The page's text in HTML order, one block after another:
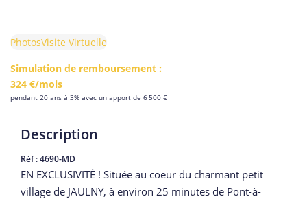
Simulation de remboursement :
324 €/mois
pendant 20 ans à 3% avec un apport de 6 500 €
PhotosVisite Virtuelle
Description
Réf : 4690-MD
EN EXCLUSIVITÉ ! Située au coeur du charmant petit
village de JAULNY, à environ 25 minutes de Pont-à-